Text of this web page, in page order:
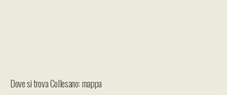
Dove si trova Collesano: mappa